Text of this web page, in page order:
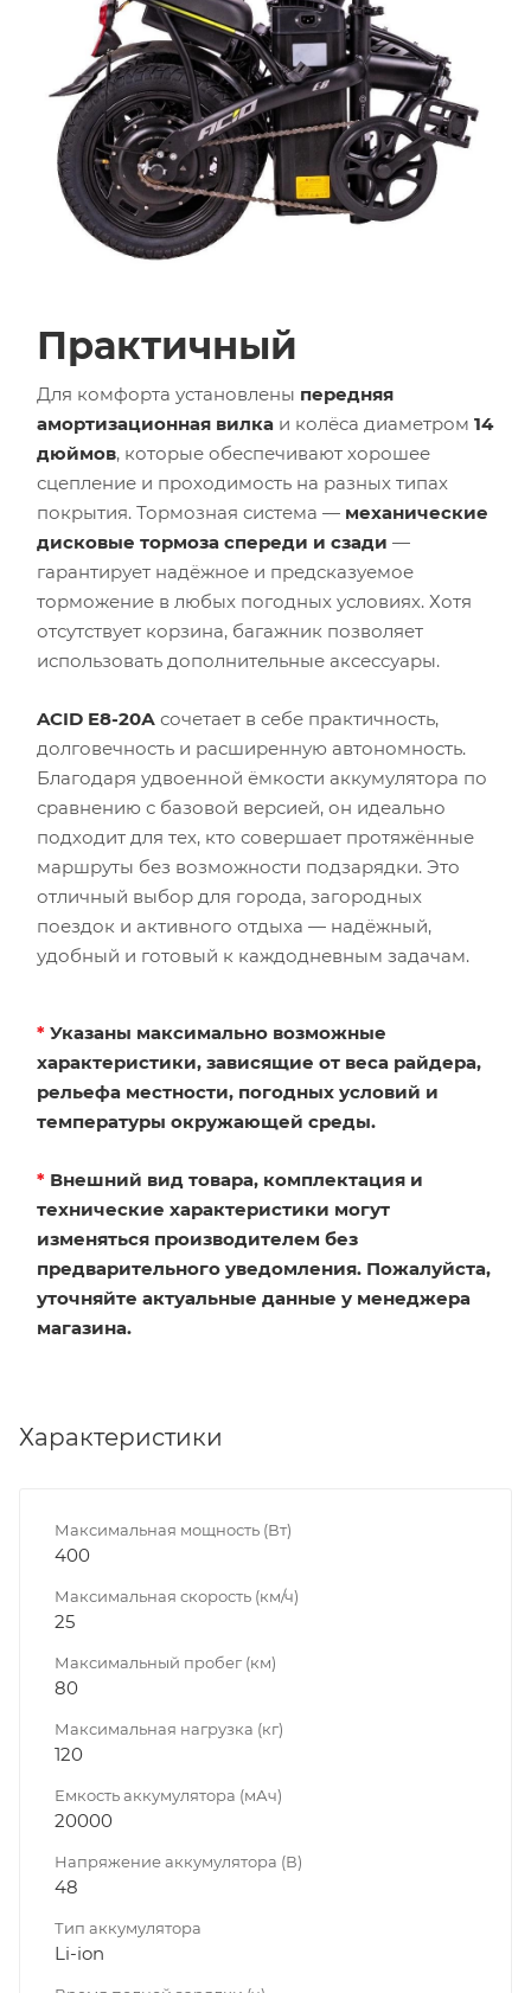
Практичный
Для комфорта установлены передняя
амортизационная вилка и колёса диаметром 14
дюймов, которые обеспечивают хорошее
сцепление и проходимость на разных типах
покрытия. Тормозная система — механические
дисковые тормоза спереди и сзади —
гарантирует надёжное и предсказуемое
торможение в любых погодных условиях. Хотя
отсутствует корзина, багажник позволяет
использовать дополнительные аксессуары.
ACID E8-20А сочетает в себе практичность,
долговечность и расширенную автономность.
Благодаря удвоенной ёмкости аккумулятора по
сравнению с базовой версией, он идеально
подходит для тех, кто совершает протяжённые
маршруты без возможности подзарядки. Это
отличный выбор для города, загородных
поездок и активного отдыха — надёжный,
удобный и готовый к каждодневным задачам.
* Указаны максимально возможные
характеристики, зависящие от веса райдера,
рельефа местности, погодных условий и
температуры окружающей среды.
* Внешний вид товара, комплектация и
технические характеристики могут
изменяться производителем без
предварительного уведомления. Пожалуйста,
уточняйте актуальные данные у менеджера
магазина.
Характеристики
Максимальная мощность (Вт)
400
Максимальная скорость (км/ч)
25
Максимальный пробег (км)
80
Максимальная нагрузка (кг)
120
Емкость аккумулятора (мАч)
20000
Напряжение аккумулятора (В)
48
Тип аккумулятора
Li-ion